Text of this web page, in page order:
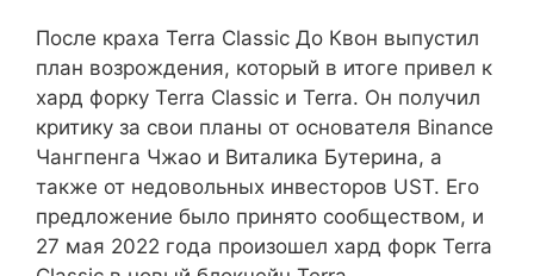
После краха Terra Classic До Квон выпустил
план возрождения, который в итоге привел к
хард форку Terra Classic и Terra. Он получил
критику за свои планы от основателя Binance
Чангпенга Чжао и Виталика Бутерина, а
также от недовольных инвесторов UST. Его
предложение было принято сообществом, и
27 мая 2022 года произошел хард форк Terra